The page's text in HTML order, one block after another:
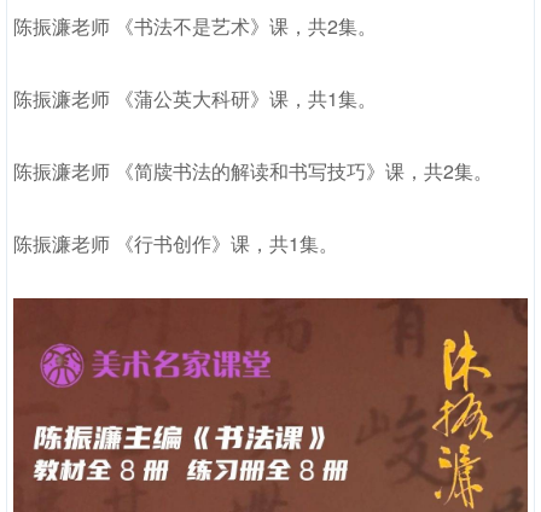
陈振濂老师 《书法不是艺术》课，共2集。
陈振濂老师 《蒲公英大科研》课，共1集。
陈振濂老师 《简牍书法的解读和书写技巧》课，共2集。
陈振濂老师 《行书创作》课，共1集。